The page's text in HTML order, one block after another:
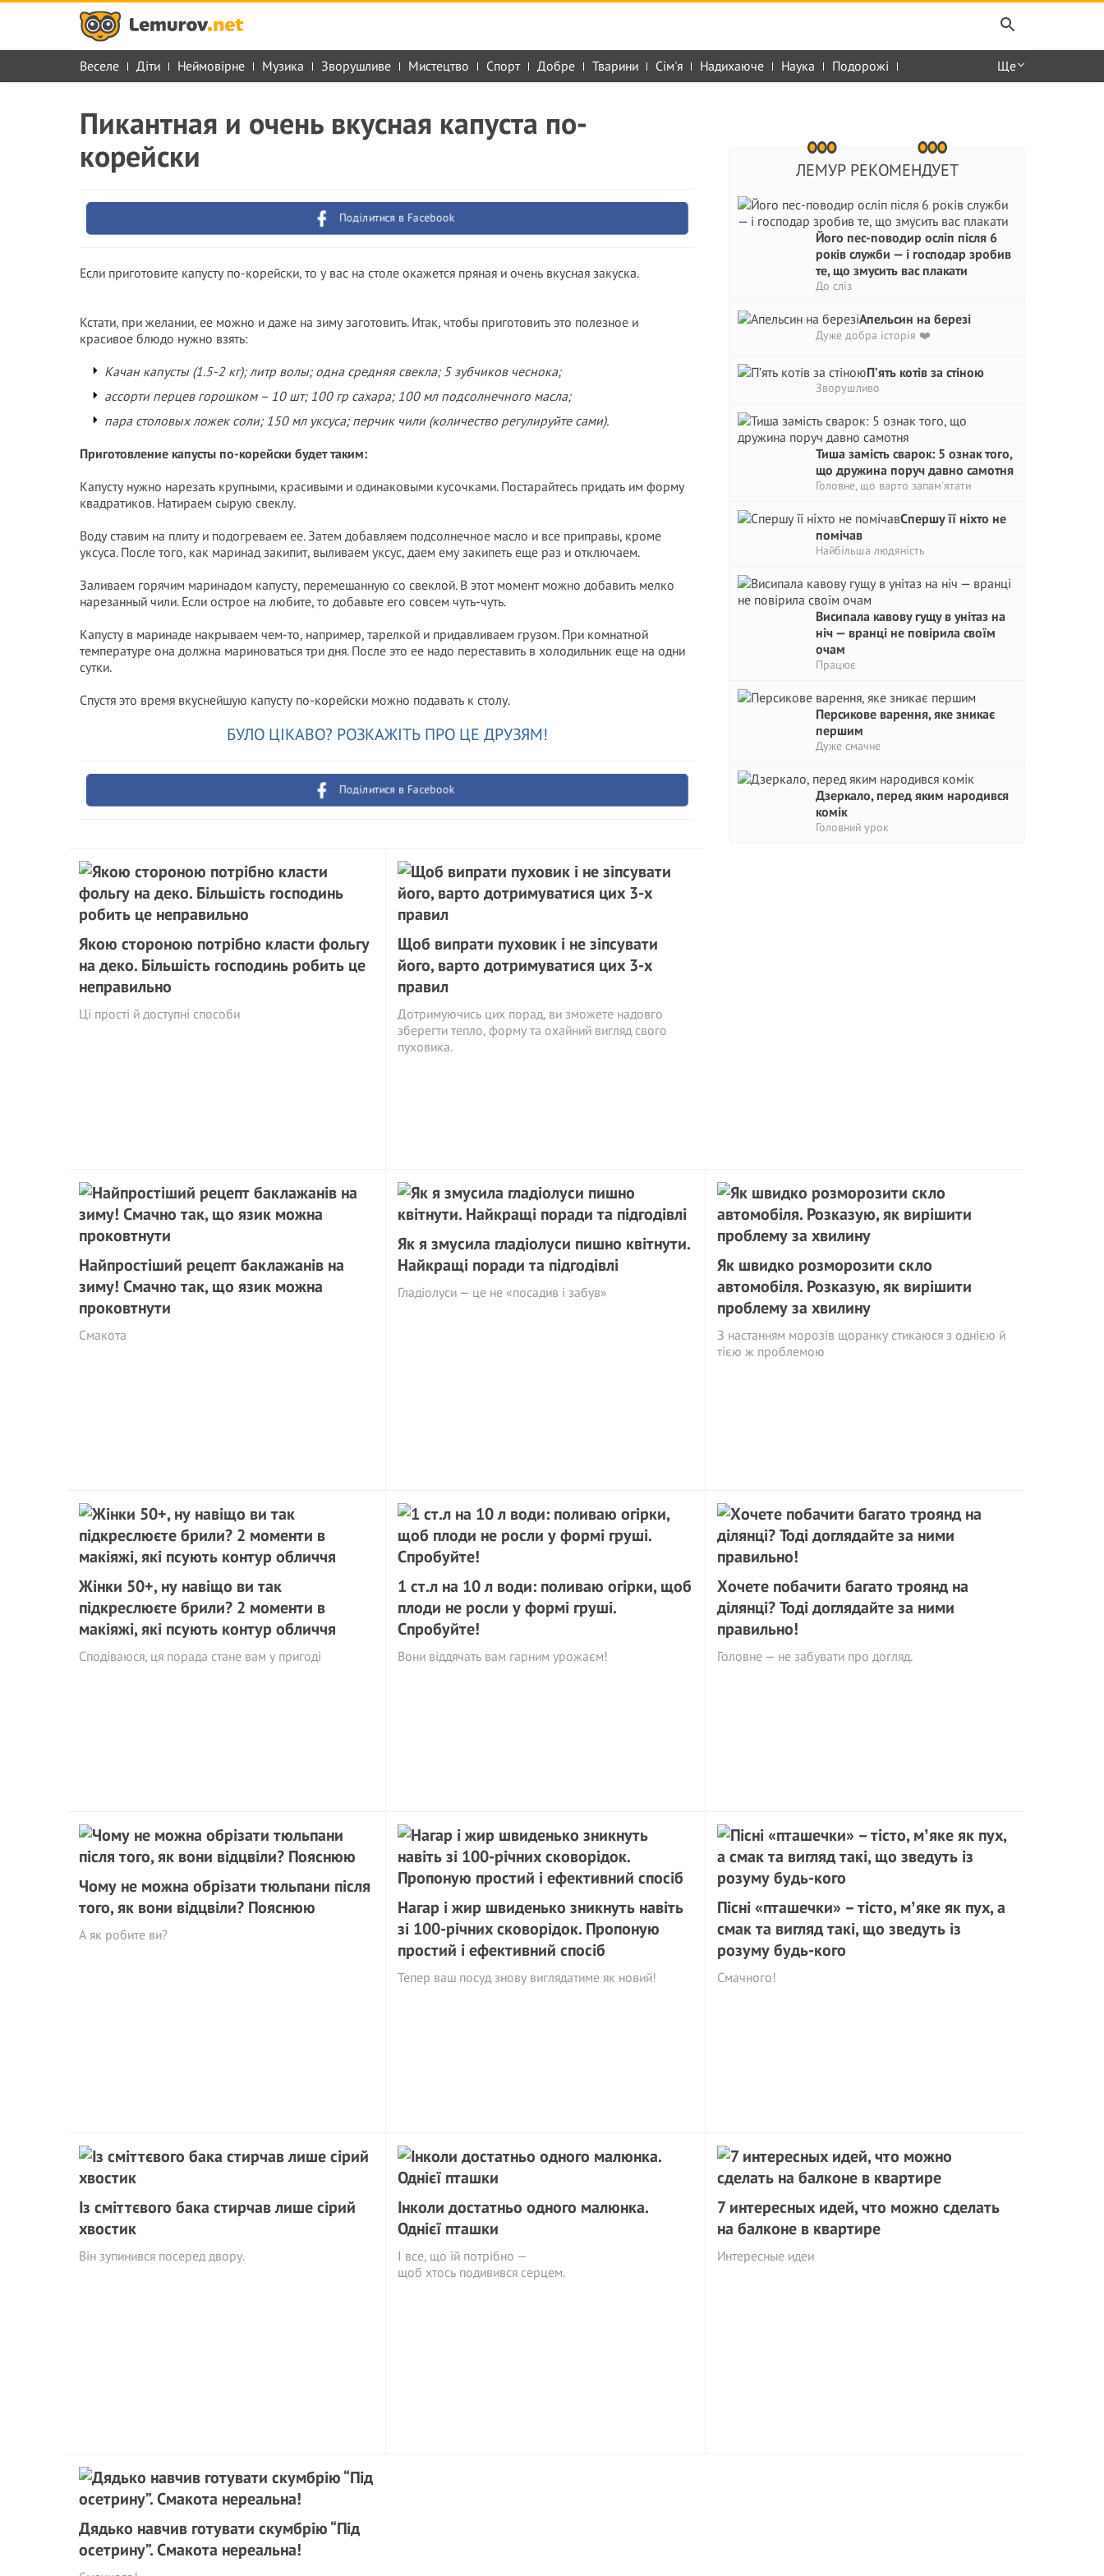
Веселе Діти Неймовірне Музика Зворушливе Мистецтво Спорт Добре Тварини Сім'я Надихаюче Наука Подорожі Ще
ЛЕМУР РЕКОМЕНДУЕТ
Його пес-поводир осліп після 6
років служби — і господар зробив
те, що змусить вас плакати
До сліз
Апельсин на березі
Дуже добра історія ❤️
П’ять котів за стіною
Зворушливо
Тиша замість сварок: 5 ознак того,
що дружина поруч давно самотня
Головне, що варто запам'ятати
Спершу її ніхто не
помічав
Найбільша людяність
Висипала кавову гущу в унітаз на
ніч — вранці не повірила своїм
очам
Працює
Персикове варення, яке зникає
першим
Дуже смачне
Дзеркало, перед яким народився
комік
Головний урок
Пикантная и очень вкусная капуста по-
корейски
Поділитися в Facebook
Если приготовите капусту по-корейски, то у вас на столе окажется пряная и очень вкусная закуска.
Кстати, при желании, ее можно и даже на зиму заготовить. Итак, чтобы приготовить это полезное и
красивое блюдо нужно взять:
Качан капусты (1.5-2 кг); литр волы; одна средняя свекла; 5 зубчиков чеснока;
ассорти перцев горошком – 10 шт; 100 гр сахара; 100 мл подсолнечного масла;
пара столовых ложек соли; 150 мл уксуса; перчик чили (количество регулируйте сами).
Приготовление капусты по-корейски будет таким:
Капусту нужно нарезать крупными, красивыми и одинаковыми кусочками. Постарайтесь придать им форму
квадратиков. Натираем сырую свеклу.
Воду ставим на плиту и подогреваем ее. Затем добавляем подсолнечное масло и все приправы, кроме
уксуса. После того, как маринад закипит, выливаем уксус, даем ему закипеть еще раз и отключаем.
Заливаем горячим маринадом капусту, перемешанную со свеклой. В этот момент можно добавить мелко
нарезанный чили. Если острое на любите, то добавьте его совсем чуть-чуть.
Капусту в маринаде накрываем чем-то, например, тарелкой и придавливаем грузом. При комнатной
температуре она должна мариноваться три дня. После это ее надо переставить в холодильник еще на одни
сутки.
Спустя это время вкуснейшую капусту по-корейски можно подавать к столу.
БУЛО ЦІКАВО? РОЗКАЖІТЬ ПРО ЦЕ ДРУЗЯМ!
Поділитися в Facebook
Якою стороною потрібно класти фольгу
на деко. Більшість господинь робить це
неправильно
Ці прості й доступні способи
Щоб випрати пуховик і не зіпсувати
його, варто дотримуватися цих 3-х
правил
Дотримуючись цих порад, ви зможете надовго
зберегти тепло, форму та охайний вигляд свого
пуховика.
Найпростіший рецепт баклажанів на
зиму! Смачно так, що язик можна
проковтнути
Смакота
Як я змусила гладіолуси пишно квітнути.
Найкращі поради та підгодівлі
Гладіолуси — це не «посадив і забув»
Як швидко розморозити скло
автомобіля. Розказую, як вирішити
проблему за хвилину
З настанням морозів щоранку стикаюся з однією й
тією ж проблемою
Жінки 50+, ну навіщо ви так
підкреслюєте брили? 2 моменти в
макіяжі, які псують контур обличчя
Сподіваюся, ця порада стане вам у пригоді
1 ст.л на 10 л води: поливаю огірки, щоб
плоди не росли у формі груші.
Спробуйте!
Вони віддячать вам гарним урожаєм!
Хочете побачити багато троянд на
ділянці? Тоді доглядайте за ними
правильно!
Головне — не забувати про догляд.
Чому не можна обрізати тюльпани після
того, як вони відцвіли? Пояснюю
А як робите ви?
Нагар і жир швиденько зникнуть навіть
зі 100-річних сковорідок. Пропоную
простий і ефективний спосіб
Тепер ваш посуд знову виглядатиме як новий!
Пісні «пташечки» – тісто, мʼяке як пух, а
смак та вигляд такі, що зведyть із
розуму будь-кого
Смачного!
Із сміттєвого бака стирчав лише сірий
хвостик
Він зупинився посеред двору.
Інколи достатньо одного малюнка.
Однієї пташки
І все, що їй потрібно —
щоб хтось подивився серцем.
7 интересных идей, что можно сделать
на балконе в квартире
Интересные идеи
Дядько навчив готувати скумбрію “Під
осетрину”. Смакота нереальна!